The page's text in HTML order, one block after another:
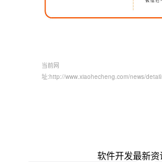
当前网
址:http://www.xiaohecheng.com/news/
软件开发最新资